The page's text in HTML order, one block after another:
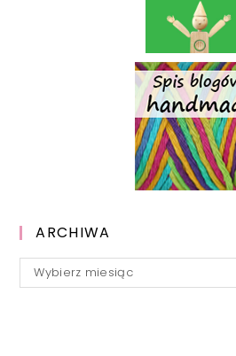
ARCHIWA
Archiwa
Wybierz miesiąc